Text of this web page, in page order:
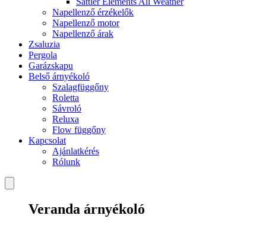
Napellenző érzékelők
Napellenző motor
Napellenző árak
Zsaluzia
Pergola
Garázskapu
Belső árnyékoló
Szalagfüggőny
Roletta
Sávroló
Reluxa
Flow függőny
Kapcsolat
Ajánlatkérés
Rólunk
Veranda árnyékoló